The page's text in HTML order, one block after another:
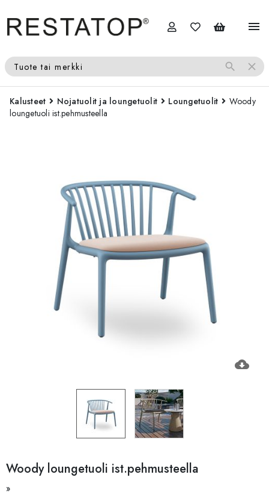
menu
Tuote tai merkki search close
Kalusteet Nojatuolit ja loungetuolit Loungetuolit
Woody
loungetuoli ist.pehmusteella
cloud_download
Woody loungetuoli ist.pehmusteella
»